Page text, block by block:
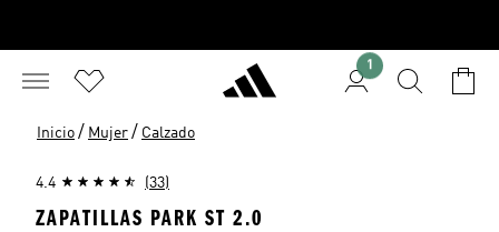
1
Inicio / Mujer / Calzado
4.4 (33)
ZAPATILLAS PARK ST 2.0